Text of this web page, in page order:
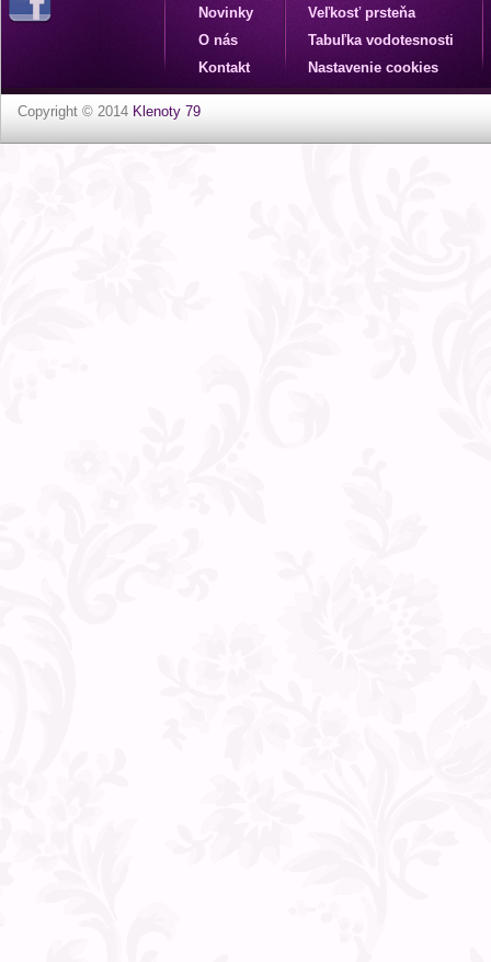
Novinky
O nás
Kontakt
Veľkosť prsteňa
Tabuľka vodotesnosti
Nastavenie cookies
Copyright © 2014 Klenoty 79